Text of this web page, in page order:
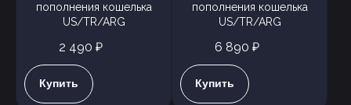
пополнения кошелька
US/TR/ARG
2 490 ₽
Купить
пополнения кошелька
US/TR/ARG
6 890 ₽
Купить